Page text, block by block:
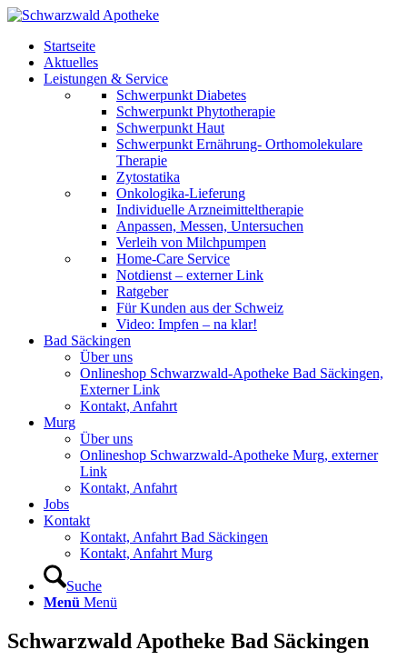
Startseite
Aktuelles
Leistungen & Service
Schwerpunkt Diabetes
Schwerpunkt Phytotherapie
Schwerpunkt Haut
Schwerpunkt Ernährung- Orthomolekulare
Therapie
Zytostatika
Onkologika-Lieferung
Individuelle Arzneimitteltherapie
Anpassen, Messen, Untersuchen
Verleih von Milchpumpen
Home-Care Service
Notdienst – externer Link
Ratgeber
Für Kunden aus der Schweiz
Video: Impfen – na klar!
Bad Säckingen
Über uns
Onlineshop Schwarzwald-Apotheke Bad Säckingen,
Externer Link
Kontakt, Anfahrt
Murg
Über uns
Onlineshop Schwarzwald-Apotheke Murg, externer
Link
Kontakt, Anfahrt
Jobs
Kontakt
Kontakt, Anfahrt Bad Säckingen
Kontakt, Anfahrt Murg
Suche
Menü Menü
Schwarzwald Apotheke Bad Säckingen